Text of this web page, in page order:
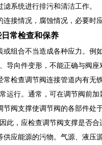
系统进行排污和清洁工作。
接情况，腐蚀情况，必要时
常检查和保养
或组合不当造成各种应力。例
导向件变形，不能正确与阀
常检查调节阀连接管道内有无
运行。通常，可在调节阀前加
节阀支撑使调节阀的各部件处
此，应检查调节阀支撑是否合
供应能源的污物。气源、液压